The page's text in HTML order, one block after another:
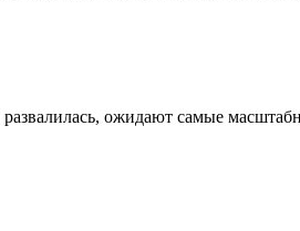
ожидают самые